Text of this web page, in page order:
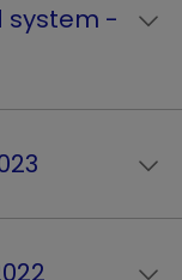
system -